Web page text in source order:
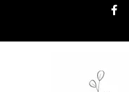
content